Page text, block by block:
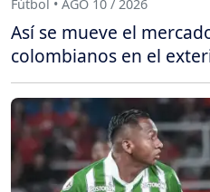
Fútbol • AGO 10 / 2026
Así se mueve el
colombianos en el